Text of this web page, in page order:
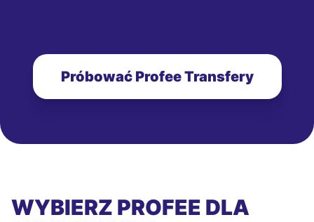
Próbować Profee Transfery
WYBIERZ PROFEE DLA